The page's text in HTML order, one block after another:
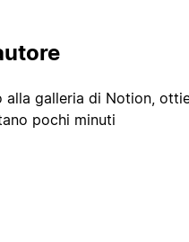
alla galleria di Notion,
pochi minuti